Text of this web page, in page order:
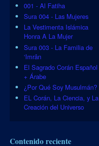
001 - Al Fatiha
Sura 004 - Las Mujeres
La Vestimenta Islámica
Honra A La Mujer
Sura 003 - La Familia de
‘Imrân
El Sagrado Corán Español
+ Árabe
¿Por Qué Soy Musulmán?
EL Corán, La Ciencia, y La
Creación del Universo
Contenido reciente